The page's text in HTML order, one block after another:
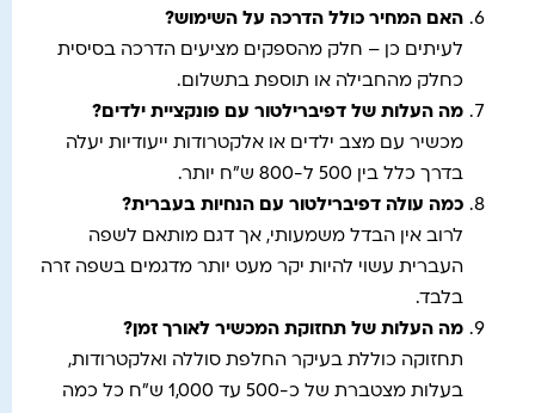
האם המחיר כולל הדרכה על השימוש?
לעיתים כן – חלק מהספקים מציעים הדרכה בסיסית
כחלק מהחבילה או תוספת בתשלום.
מה העלות של דפיברילטור עם פונקציית ילדים?
מכשיר עם מצב ילדים או אלקטרודות ייעודיות יעלה
בדרך כלל בין 500 ל-800 ש"ח יותר.
כמה עולה דפיברילטור עם הנחיות בעברית?
לרוב אין הבדל משמעותי, אך דגם מותאם לשפה
העברית עשוי להיות יקר מעט יותר מדגמים בשפה זרה
בלבד.
מה העלות של תחזוקת המכשיר לאורך זמן ?
תחזוקה כוללת בעיקר החלפת סוללה ואלקטרודות,
בעלות מצטברת של כ-500 עד 1,000 ש"ח כל כמה